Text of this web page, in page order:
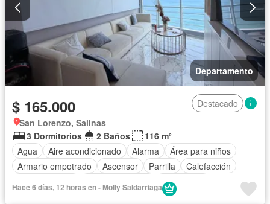
Departamento
$ 165.000
Destacado
San Lorenzo, Salinas
3 Dormitorios
2 Baños
116 m²
Agua
Aire acondicionado Alarma
Área para niños
Armario empotrado
Ascensor Parrilla
Calefacción
Electricidad
Garita de guardianía
Jacuzzi
Hace 6 días, 12 horas en - Molly Saldarriaga